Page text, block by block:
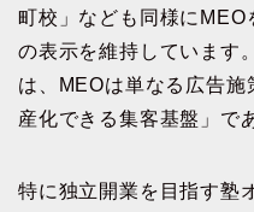
町校」なども同様にMEO
の表示を維持しています
は、MEOは単なる広告
産化できる集客基盤」で
特に独立開業を目指す塾